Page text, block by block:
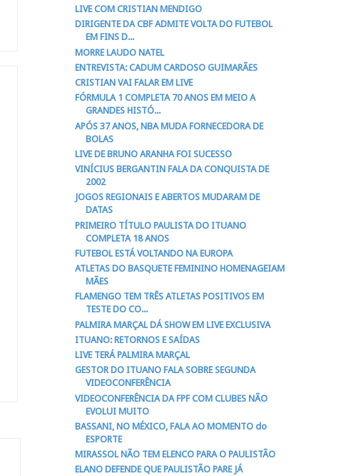
LIVE COM CRISTIAN MENDIGO
DIRIGENTE DA CBF ADMITE VOLTA DO FUTEBOL
EM FINS D...
MORRE LAUDO NATEL
ENTREVISTA: CADUM CARDOSO GUIMARÃES
CRISTIAN VAI FALAR EM LIVE
FÓRMULA 1 COMPLETA 70 ANOS EM MEIO A
GRANDES HISTÓ...
APÓS 37 ANOS, NBA MUDA FORNECEDORA DE
BOLAS
LIVE DE BRUNO ARANHA FOI SUCESSO
VINÍCIUS BERGANTIN FALA DA CONQUISTA DE
2002
JOGOS REGIONAIS E ABERTOS MUDARAM DE
DATAS
PRIMEIRO TÍTULO PAULISTA DO ITUANO
COMPLETA 18 ANOS
FUTEBOL ESTÁ VOLTANDO NA EUROPA
ATLETAS DO BASQUETE FEMININO HOMENAGEIAM
MÃES
FLAMENGO TEM TRÊS ATLETAS POSITIVOS EM
TESTE DO CO...
PALMIRA MARÇAL DÁ SHOW EM LIVE EXCLUSIVA
ITUANO: RETORNOS E SAÍDAS
LIVE TERÁ PALMIRA MARÇAL
GESTOR DO ITUANO FALA SOBRE SEGUNDA
VIDEOCONFERÊNCIA
VIDEOCONFERÊNCIA DA FPF COM CLUBES NÃO
EVOLUI MUITO
BASSANI, NO MÉXICO, FALA AO MOMENTO do
ESPORTE
MIRASSOL NÃO TEM ELENCO PARA O PAULISTÃO
ELANO DEFENDE QUE PAULISTÃO PARE JÁ